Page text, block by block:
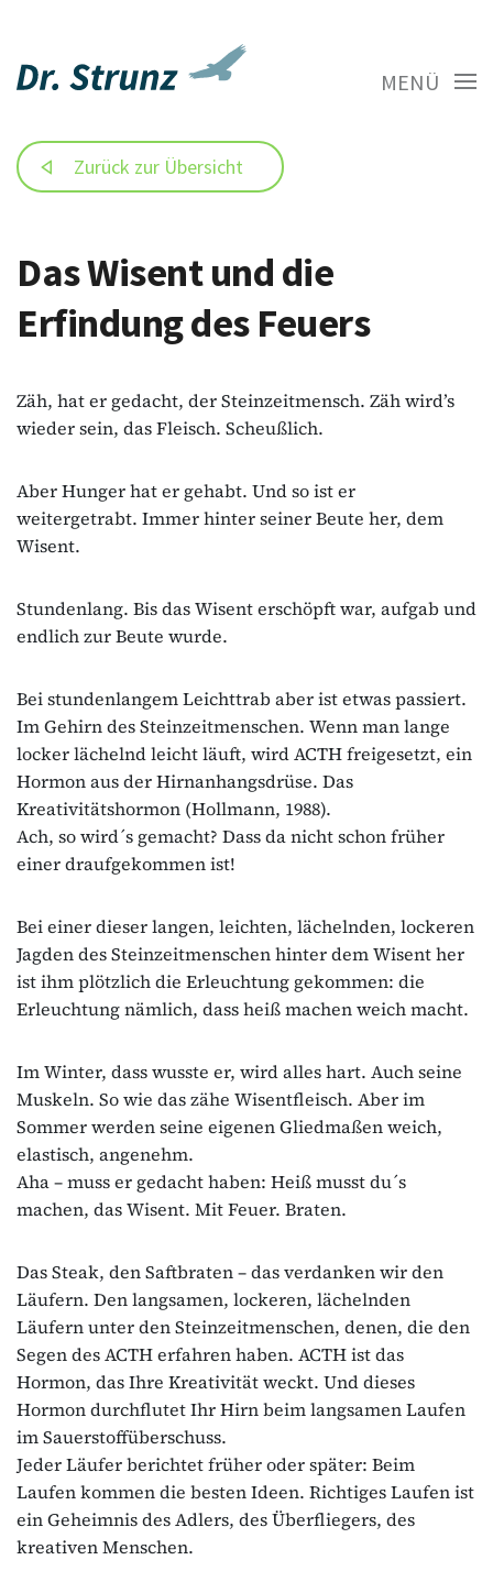
MENÜ
Zurück zur Übersicht
Das Wisent und die
Erfindung des Feuers
Zäh, hat er gedacht, der Steinzeitmensch. Zäh wird’s
wieder sein, das Fleisch. Scheußlich.
Aber Hunger hat er gehabt. Und so ist er
weitergetrabt. Immer hinter seiner Beute her, dem
Wisent.
Stundenlang. Bis das Wisent erschöpft war, aufgab und
endlich zur Beute wurde.
Bei stundenlangem Leichttrab aber ist etwas passiert.
Im Gehirn des Steinzeitmenschen. Wenn man lange
locker lächelnd leicht läuft, wird ACTH freigesetzt, ein
Hormon aus der Hirnanhangsdrüse. Das
Kreativitätshormon (Hollmann, 1988).
Ach, so wird´s gemacht? Dass da nicht schon früher
einer draufgekommen ist!
Bei einer dieser langen, leichten, lächelnden, lockeren
Jagden des Steinzeitmenschen hinter dem Wisent her
ist ihm plötzlich die Erleuchtung gekommen: die
Erleuchtung nämlich, dass heiß machen weich macht.
Im Winter, dass wusste er, wird alles hart. Auch seine
Muskeln. So wie das zähe Wisentfleisch. Aber im
Sommer werden seine eigenen Gliedmaßen weich,
elastisch, angenehm.
Aha – muss er gedacht haben: Heiß musst du´s
machen, das Wisent. Mit Feuer. Braten.
Das Steak, den Saftbraten – das verdanken wir den
Läufern. Den langsamen, lockeren, lächelnden
Läufern unter den Steinzeitmenschen, denen, die den
Segen des ACTH erfahren haben. ACTH ist das
Hormon, das Ihre Kreativität weckt. Und dieses
Hormon durchflutet Ihr Hirn beim langsamen Laufen
im Sauerstoffüberschuss.
Jeder Läufer berichtet früher oder später: Beim
Laufen kommen die besten Ideen. Richtiges Laufen ist
ein Geheimnis des Adlers, des Überfliegers, des
kreativen Menschen.